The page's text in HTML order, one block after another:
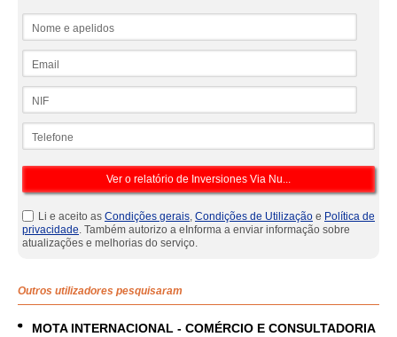
Li e aceito as Condições gerais, Condições de Utilização e Política de
privacidade. Também autorizo a eInforma a enviar informação sobre
atualizações e melhorias do serviço.
Outros utilizadores pesquisaram
MOTA INTERNACIONAL - COMÉRCIO E CONSULTADORIA